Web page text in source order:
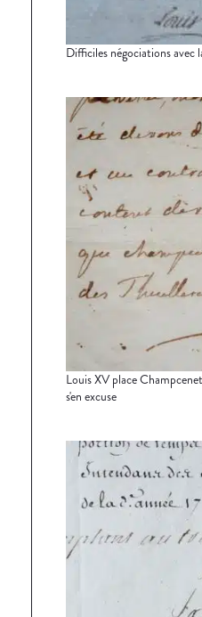
Difficiles négociations avec
Louis XV place
s'en excuse